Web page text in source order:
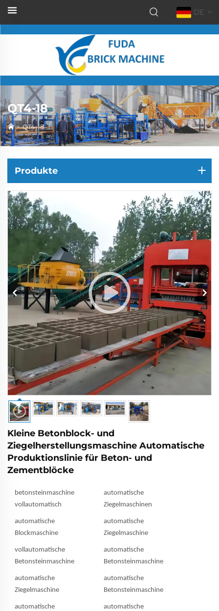
DE
QT4-18
>QT4-18
Produkte
Kleine Betonblock- und
Ziegelherstellungsmaschine Automatische
Produktionslinie für Beton- und
Zementblöcke
betonsteinmaschine
vollautomatisch
automatische
Ziegelmaschinen
automatische
Blockmaschine
automatische
Ziegelmaschine
vollautomatische
Betonsteinmaschine
automatische
Betonsteinmaschine
automatische
Ziegelmaschine
automatische
Betonsteinmaschine
automatische
automatische